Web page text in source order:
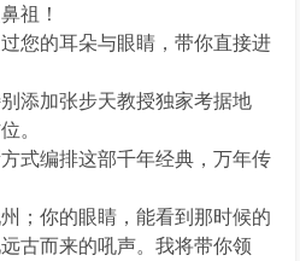
祖！
您的耳朵与眼睛，带你直接进
添加张步天教授独家考据地
。
式编排这部千年经典，万年传
；你的眼睛，能看到那时候的
古而来的吼声。我将带你领